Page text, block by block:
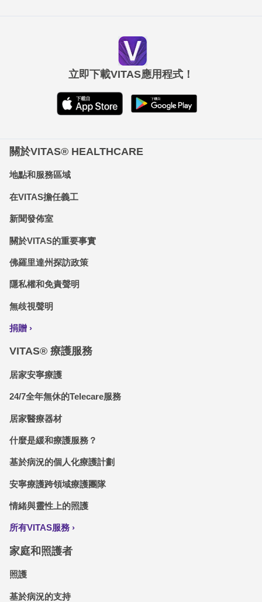
立即下載VITAS應用程式！
關於VITAS® HEALTHCARE
地點和服務區域
在VITAS擔任義工
新聞發佈室
關於VITAS的重要事實
佛羅里達州探訪政策
隱私權和免責聲明
無歧視聲明
捐贈
VITAS® 療護服務
居家安寧療護
24/7全年無休的Telecare服務
居家醫療器材
什麼是緩和療護服務？
基於病況的個人化療護計劃
安寧療護跨領域療護團隊
情緒與靈性上的照護
所有VITAS服務
家庭和照護者
照護
基於病況的支持